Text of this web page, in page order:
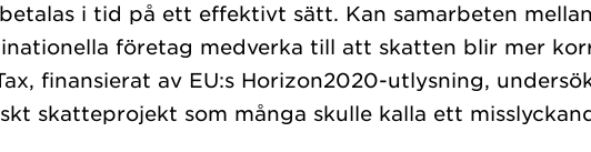
i tid på ett effektivt sätt. Kan samarbeten
företag medverka till att skatten blir mer
finansierat av EU:s Horizon2020-utlysning,